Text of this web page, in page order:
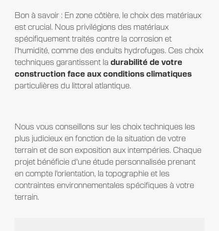
Bon à savoir : En zone côtière, le choix des matériaux
est crucial. Nous privilégions des matériaux
spécifiquement traités contre la corrosion et
l'humidité, comme des enduits hydrofuges. Ces choix
techniques garantissent la durabilité de votre
construction face aux conditions climatiques
particulières du littoral atlantique.
Nous vous conseillons sur les choix techniques les
plus judicieux en fonction de la situation de votre
terrain et de son exposition aux intempéries. Chaque
projet bénéficie d'une étude personnalisée prenant
en compte l'orientation, la topographie et les
contraintes environnementales spécifiques à votre
terrain.